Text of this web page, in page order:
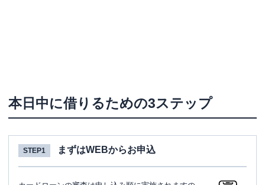
本日中に借りるための3ステップ
STEP1 まずはWEBからお申込